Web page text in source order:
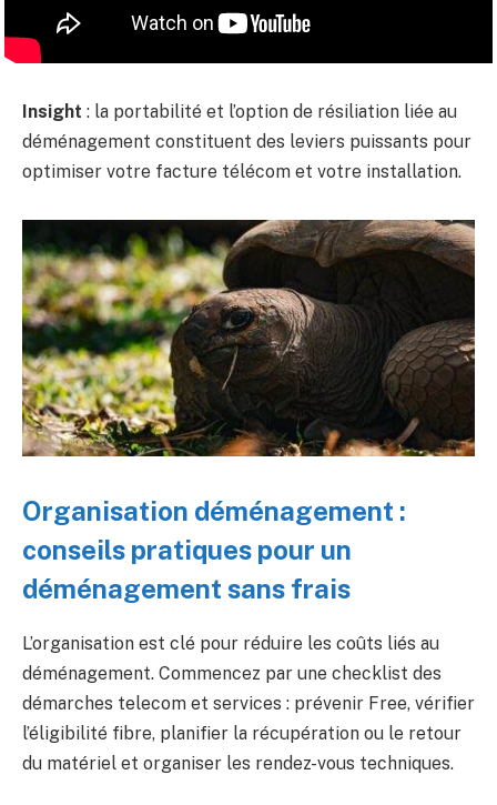
Insight : la portabilité et l’option de résiliation liée au
déménagement constituent des leviers puissants pour
optimiser votre facture télécom et votre installation.
Organisation déménagement :
conseils pratiques pour un
déménagement sans frais
L’organisation est clé pour réduire les coûts liés au
déménagement. Commencez par une checklist des
démarches telecom et services : prévenir Free, vérifier
l’éligibilité fibre, planifier la récupération ou le retour
du matériel et organiser les rendez-vous techniques.